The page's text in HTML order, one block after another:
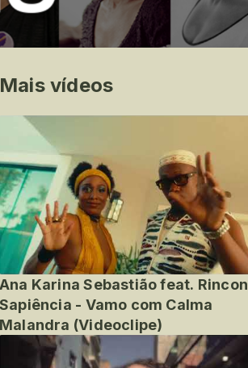
Mais vídeos
Ana Karina Sebastião feat. Rincon
Sapiência - Vamo com Calma
Malandra (Videoclipe)